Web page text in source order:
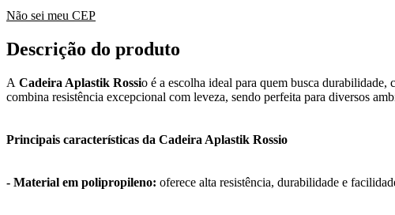
Não sei meu CEP
Descrição do produto
A Cadeira Aplastik Rossio é a escolha ideal para quem busca
combina resistência excepcional com leveza, sendo perfeita para diversos
Principais características da Cadeira Aplastik Rossio
- Material em polipropileno: oferece alta resistência, durabilidade e